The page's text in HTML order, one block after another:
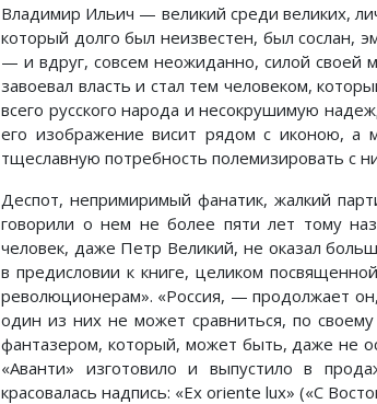
Владимир Ильич — великий среди великих,
который долго был неизвестен, был сослан,
— и вдруг, совсем неожиданно, силой своей
завоевал власть и стал тем человеком,
всего русского народа и несокрушимую
его изображение висит рядом с иконою, а
тщеславную потребность полемизировать с
Деспот, непримиримый фанатик, жалкий
говорили о нем не более пяти лет тому
человек, даже Петр Великий, не оказал
в предисловии к книге, целиком
революционерам». «Россия, — продолжает
один из них не может сравниться, по
фантазером, который, может быть, даже не
«Аванти» изготовило и выпустило в
красовалась надпись: «Ех oriente lux» («С